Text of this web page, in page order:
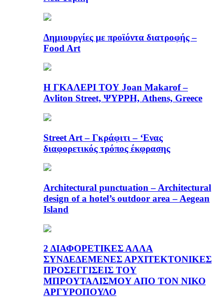
Δημιουργίες με προϊόντα διατροφής –
Food Art
Η ΓΚΑΛΕΡΙ ΤΟΥ Joan Makarof –
Avliton Street, ΨΥΡΡΗ, Athens, Greece
Street Art – Γκράφιτι – ‘Ενας
διαφορετικός τρόπος έκφρασης
Architectural punctuation – Architectural
design of a hotel’s outdoor area – Aegean
Island
2 ΔΙΑΦΟΡΕΤΙΚΕΣ ΑΛΛΑ
ΣΥΝΔΕΔΕΜΕΝΕΣ ΑΡΧΙΤΕΚΤΟΝΙΚΕΣ
ΠΡΟΣΕΓΓΙΣΕΙΣ ΤΟΥ
ΜΠΡΟΥΤΑΛΙΣΜΟΥ ΑΠΟ ΤΟΝ ΝΙΚΟ
ΑΡΓΥΡΟΠΟΥΛΟ